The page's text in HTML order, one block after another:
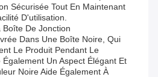
Sécurisée Tout En Maintenant
D'utilisation.
De Jonction
Dans Une Boîte Noire, Qui
Le Produit Pendant Le
Un Aspect Élégant Et
Noire Aide Également À